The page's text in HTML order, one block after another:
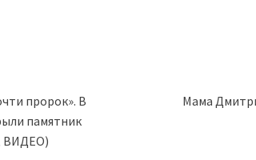
пророк». В
памятник
ВИДЕО)
Мама